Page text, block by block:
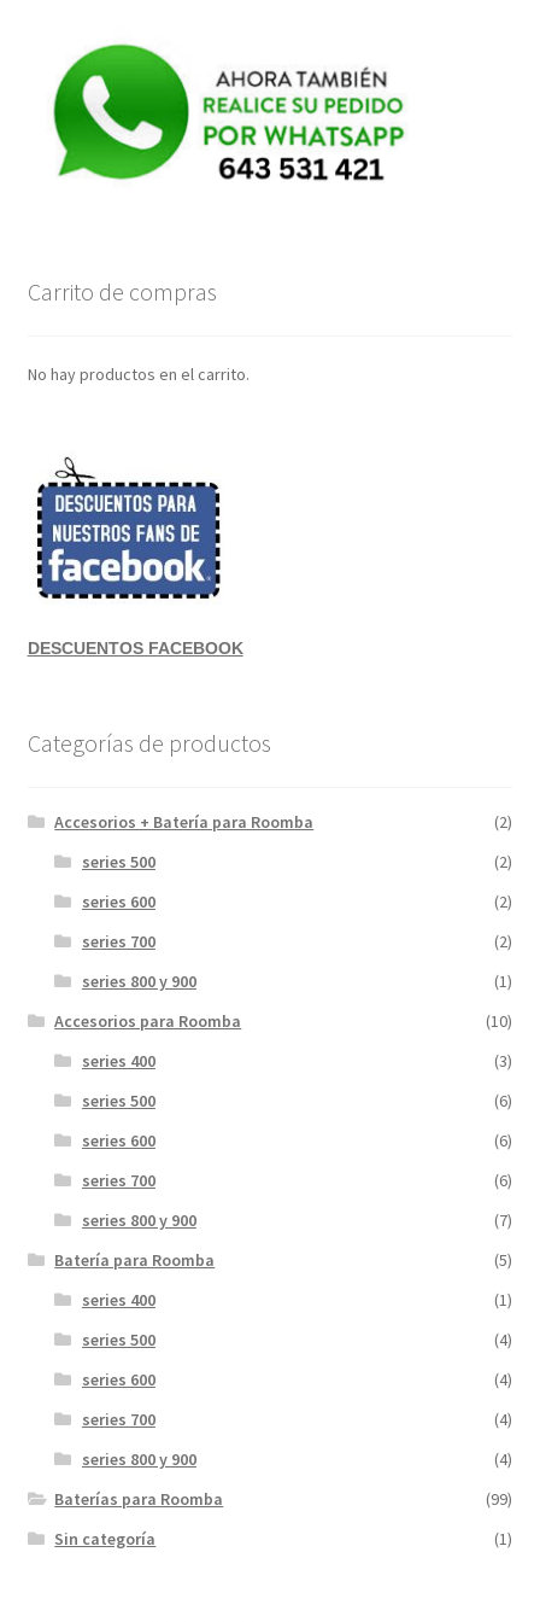
Carrito de compras
No hay productos en el carrito.
DESCUENTOS FACEBOOK
Categorías de productos
Accesorios + Batería para Roomba
(2)
series 500
(2)
series 600
(2)
series 700
(2)
series 800 y 900
(1)
Accesorios para Roomba
(10)
series 400
(3)
series 500
(6)
series 600
(6)
series 700
(6)
series 800 y 900
(7)
Batería para Roomba
(5)
series 400
(1)
series 500
(4)
series 600
(4)
series 700
(4)
series 800 y 900
(4)
Baterías para Roomba
(99)
Sin categoría
(1)